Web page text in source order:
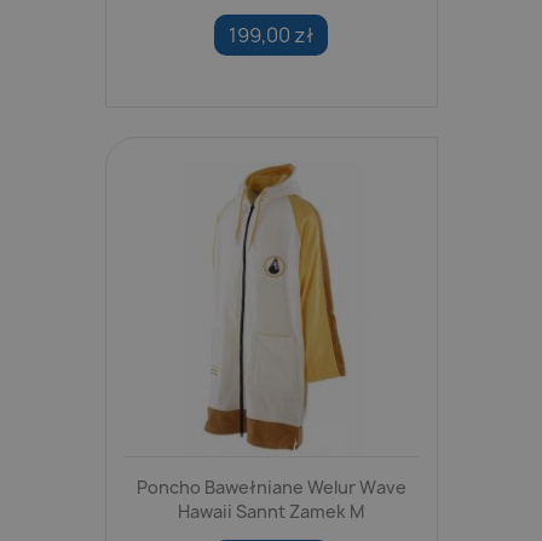
199,00 zł
Poncho Bawełniane Welur Wave
Hawaii Sannt Zamek M